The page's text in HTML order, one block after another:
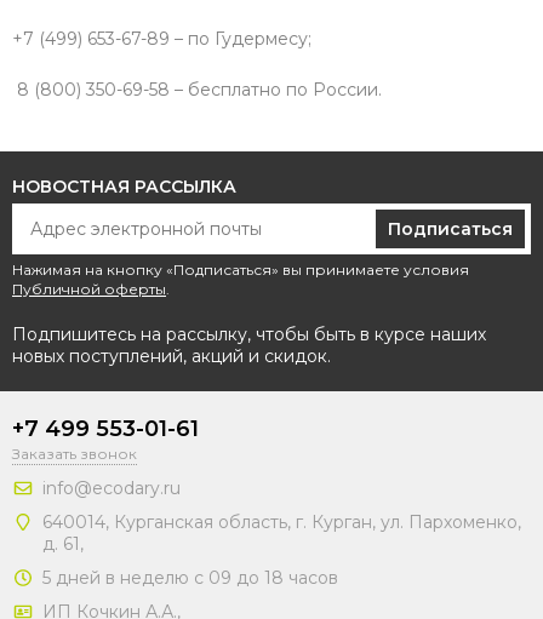
+7 (499) 653-67-89 – по Гудермесу;
8 (800) 350-69-58 – бесплатно по России.
НОВОСТНАЯ РАССЫЛКА
Подписаться
Нажимая на кнопку «Подписаться» вы принимаете условия
Публичной оферты.
Подпишитесь на рассылку, чтобы быть в курсе наших
новых поступлений, акций и скидок.
+7 499 553-01-61
Заказать звонок
info@ecodary.ru
640014, Курганская область, г. Курган, ул. Пархоменко,
д. 61,
5 дней в неделю с 09 до 18 часов
ИП Кочкин А.А.,